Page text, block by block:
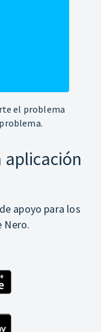
el problema
aplicación
apoyo para los
Nero.